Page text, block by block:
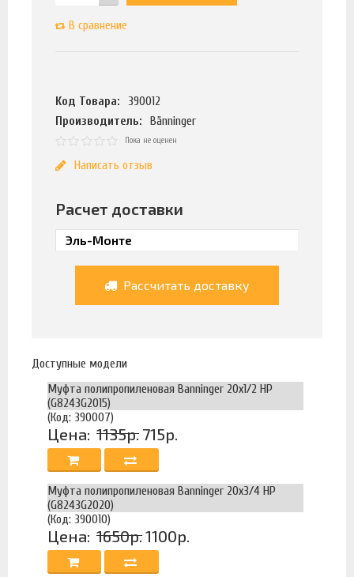
В сравнение
Код Товара:
390012
Производитель:
Bänninger
Пока не оценен
Написать отзыв
Расчет доставки
Рассчитать доставку
Доступные модели
Муфта полипропиленовая Banninger 20х1/2 НР
(G8243G2015)
(Код: 390007)
Цена: 1135р. 715р.
Муфта полипропиленовая Banninger 20х3/4 НР
(G8243G2020)
(Код: 390010)
Цена: 1650р.1100р.